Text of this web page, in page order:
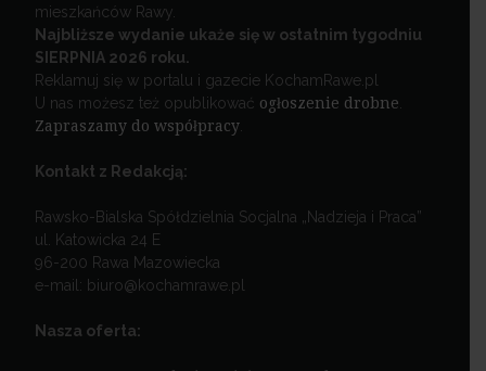
mieszkańców Rawy.
Najbliższe wydanie ukaże się w ostatnim tygodniu
SIERPNIA 2026 roku.
Reklamuj się w portalu i gazecie KochamRawe.pl
U nas możesz też opublikować ogłoszenie drobne.
Zapraszamy do współpracy.
Kontakt z Redakcją:
Rawsko-Bialska Spółdzielnia Socjalna „Nadzieja i Praca”
ul. Katowicka 24 E
96-200 Rawa Mazowiecka
e-mail: biuro@kochamrawe.pl
Nasza oferta: